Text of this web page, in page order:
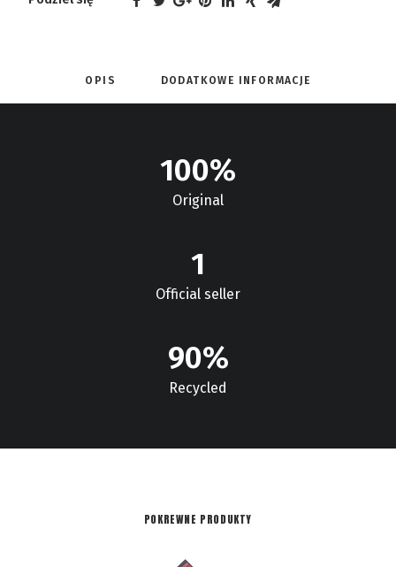
OPIS DODATKOWE INFORMACJE
100%
Original
1
Official seller
90%
Recycled
POKREWNE PRODUKTY